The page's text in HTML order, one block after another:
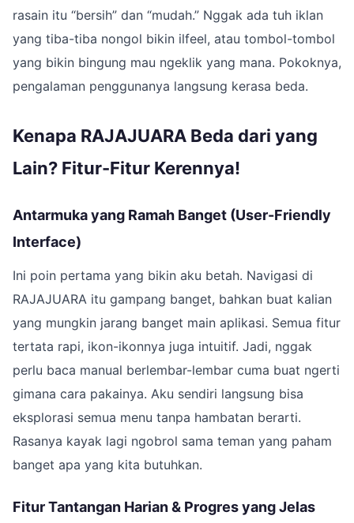
rasain itu “bersih” dan “mudah.” Nggak ada tuh iklan
yang tiba-tiba nongol bikin ilfeel, atau tombol-tombol
yang bikin bingung mau ngeklik yang mana. Pokoknya,
pengalaman penggunanya langsung kerasa beda.
Kenapa RAJAJUARA Beda dari yang
Lain? Fitur-Fitur Kerennya!
Antarmuka yang Ramah Banget (User-Friendly
Interface)
Ini poin pertama yang bikin aku betah. Navigasi di
RAJAJUARA itu gampang banget, bahkan buat kalian
yang mungkin jarang banget main aplikasi. Semua fitur
tertata rapi, ikon-ikonnya juga intuitif. Jadi, nggak
perlu baca manual berlembar-lembar cuma buat ngerti
gimana cara pakainya. Aku sendiri langsung bisa
eksplorasi semua menu tanpa hambatan berarti.
Rasanya kayak lagi ngobrol sama teman yang paham
banget apa yang kita butuhkan.
Fitur Tantangan Harian & Progres yang Jelas